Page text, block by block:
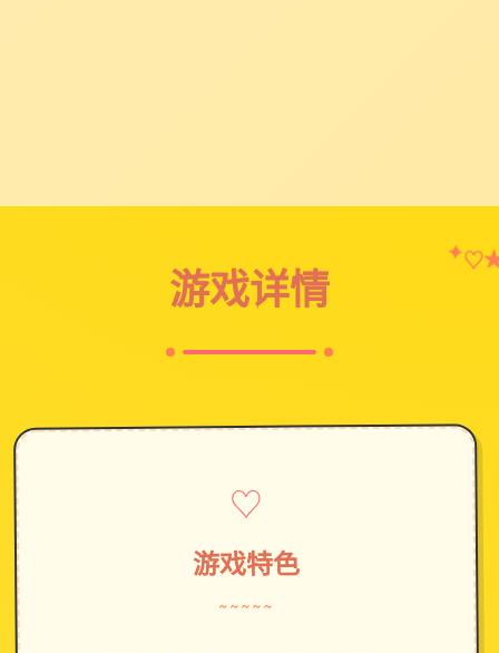
游戏详情
✦♡
♡
游戏特色
~~~~~